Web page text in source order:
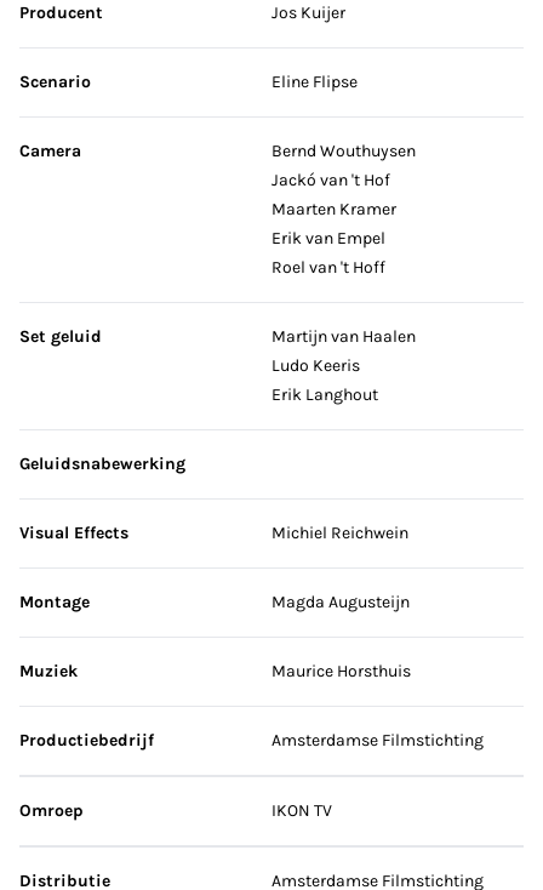
Producent Jos Kuijer
Scenario Eline Flipse
Camera
Bernd Wouthuysen
Jackó van 't Hof
Maarten Kramer
Erik van Empel
Roel van 't Hoff
Set geluid
Martijn van Haalen
Ludo Keeris
Erik Langhout
Geluidsnabewerking
Visual Effects Michiel Reichwein
Montage Magda Augusteijn
Muziek Maurice Horsthuis
Productiebedrijf Amsterdamse Filmstichting
Omroep IKON TV
Distributie Amsterdamse Filmstichting